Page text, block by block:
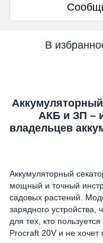
В
АКБ и ЗП –
владельцев
Аккумуляторный
мощный и точный
садовых растений.
зарядного
для тех, кто
Procraft 20V и не хочет